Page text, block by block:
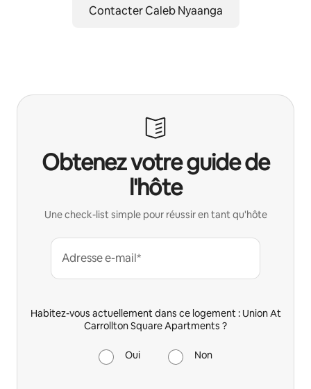
Contacter Caleb Nyaanga
Obtenez votre guide de
l'hôte
Une check-list simple pour réussir en tant qu'hôte
Adresse e-mail*
Habitez-vous actuellement dans ce logement : Union At
Carrollton Square Apartments ?
Oui Non